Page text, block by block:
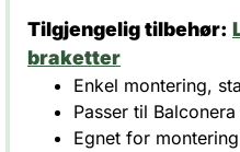
Tilgjengelig tilbehør:
braketter
Enkel montering,
Passer til
Egnet for